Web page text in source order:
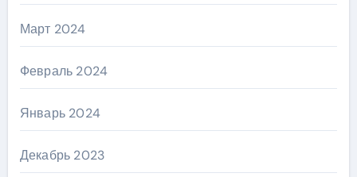
Март 2024
Февраль 2024
Январь 2024
Декабрь 2023